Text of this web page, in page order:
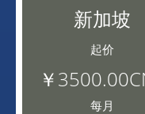
新加坡
起价
￥
每月